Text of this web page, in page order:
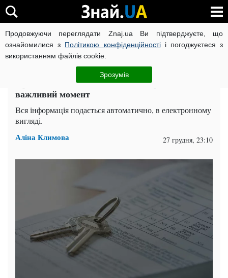
Продовжуючи переглядати Znaj.ua Ви підтверджуєте, що
ознайомилися з Політикою конфіденційностіі погоджуєтеся з
використанням файлів cookie.
Зрозумів
ВІЙНА РОСІЇ ПРОТИ УКРАЇНИ КОРОНАВІРУС В УКРАЇНІ
Суспільство ЧИТАТЬ НА РУССКОМ
Продаж житла і податкова: експерт пояснив
важливий момент
Вся інформація подається автоматично, в електронному
вигляді.
Аліна Климова 27 грудня, 23:10